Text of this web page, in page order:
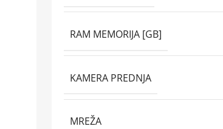
RAM MEMORIJA [GB]
KAMERA PREDNJA
MREŽA